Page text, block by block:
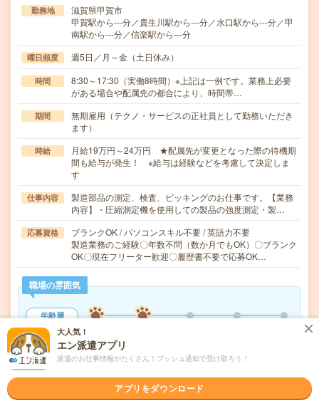
勤務地
滋賀県甲賀市
甲賀駅から---分／貴生川駅から---分／水口駅から---分／甲
南駅から---分／信楽駅から---分
曜日頻度 週5日／月～金（土日休み）
時間
8:30～17:30（実働8時間）※上記は一例です。業務上必要
がある場合や配属先の都合により、時間帯…
期間
無期雇用（テクノ・サービスの正社員として勤務いただき
ます）
時給
月給19万円～24万円 ★配属先が変更となった際の待機期
間も給与が発生！ ※給与は経験などを考慮して決定しま
す
仕事内容
製造部品の測定、検査、ピッキングのお仕事です。【業務
内容】・圧縮測定機を使用しての製品の強度測定・製…
応募資格
ブランクOK / パソコンスキル不要 / 英語力不要
製造業務のご経験〇年数不問（数か月でもOK）〇ブランク
OK〇現在フリーター歓迎〇履歴書不要で応募OK…
職場の雰囲気
年齢層
派遣会社 株式会社テクノ・サービス（無期雇用派遣）
大人気！
エン派遣アプリ
派遣のお仕事情報がたくさん！プッシュ通知で受け取ろう！
アプリをダウンロード